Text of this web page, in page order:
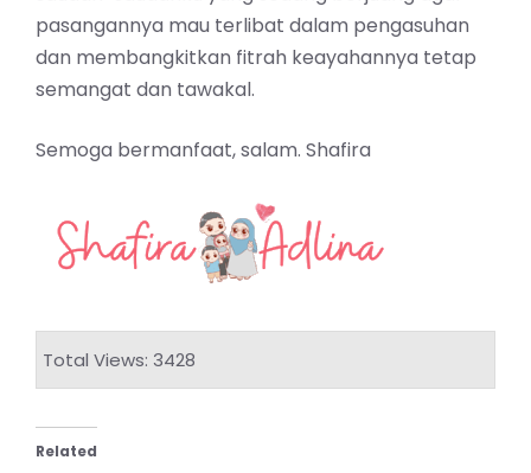
pasangannya mau terlibat dalam pengasuhan
dan membangkitkan fitrah keayahannya tetap
semangat dan tawakal.
Semoga bermanfaat, salam. Shafira
Total Views: 3428
Related